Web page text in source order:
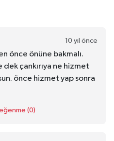
10 yıl önce
önce önüne bakmalı.
çankırıya ne hizmet
önce hizmet yap sonra
(0)